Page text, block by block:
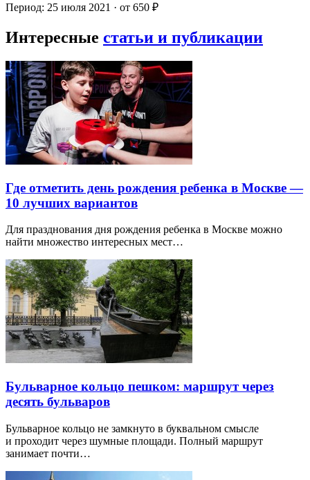
Период: 25 июля 2021 · от 650 ₽
Интересные статьи и публикации
Где отметить день рождения ребенка в Москве —
10 лучших вариантов
Для празднования дня рождения ребенка в Москве можно
найти множество интересных мест…
Бульварное кольцо пешком: маршрут через
десять бульваров
Бульварное кольцо не замкнуто в буквальном смысле
и проходит через шумные площади. Полный маршрут
занимает почти…